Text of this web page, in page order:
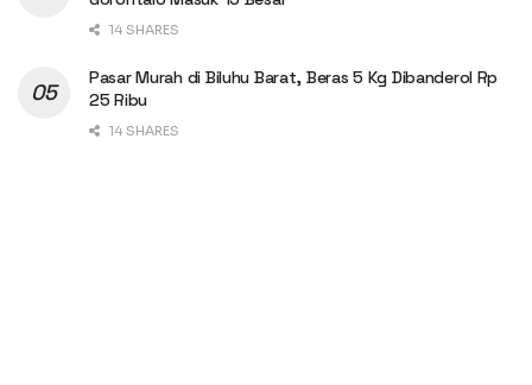
14 SHARES
Pasar Murah di Biluhu Barat, Beras 5 Kg Dibanderol Rp
25 Ribu
14 SHARES